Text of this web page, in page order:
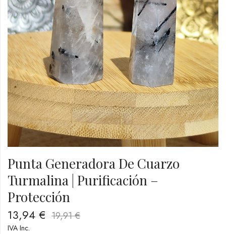
Punta Generadora De Cuarzo
Turmalina | Purificación –
Protección
13,94 € 19,91€
IVA Inc.